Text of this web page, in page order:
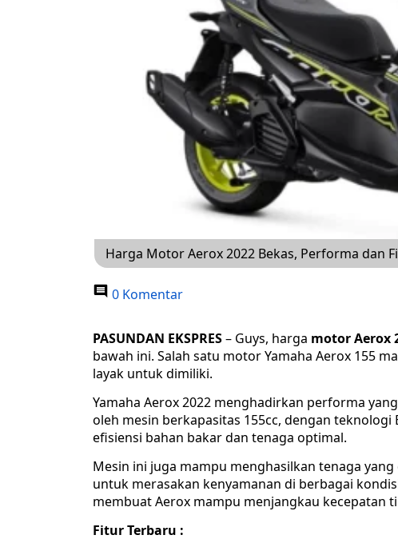
Harga Motor Aerox 2022 Bekas, Performa dan
0 Komentar
PASUNDAN EKSPRES– Guys, harga motor Aerox
bawah ini. Salah satu motor Yamaha Aerox 155
layak untuk dimiliki.
Yamaha Aerox 2022 menghadirkan performa
oleh mesin berkapasitas 155cc, dengan
efisiensi bahan bakar dan tenaga optimal.
Mesin ini juga mampu menghasilkan tenaga
untuk merasakan kenyamanan di berbagai
membuat Aerox mampu menjangkau kecepatan
Fitur Terbaru :